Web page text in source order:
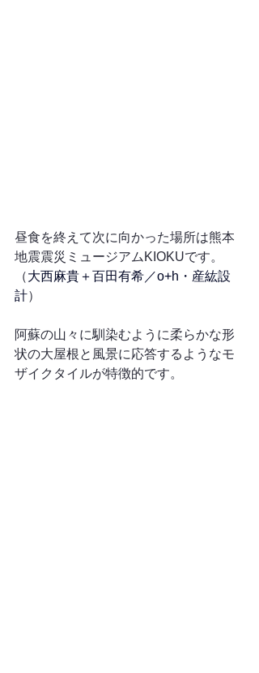
昼食を終えて次に向かった場所は熊本
地震震災ミュージアムKIOKUです。
（大西麻貴＋百田有希／o+h・産紘設
計）
阿蘇の山々に馴染むように柔らかな形
状の大屋根と風景に応答するようなモ
ザイクタイルが特徴的です。